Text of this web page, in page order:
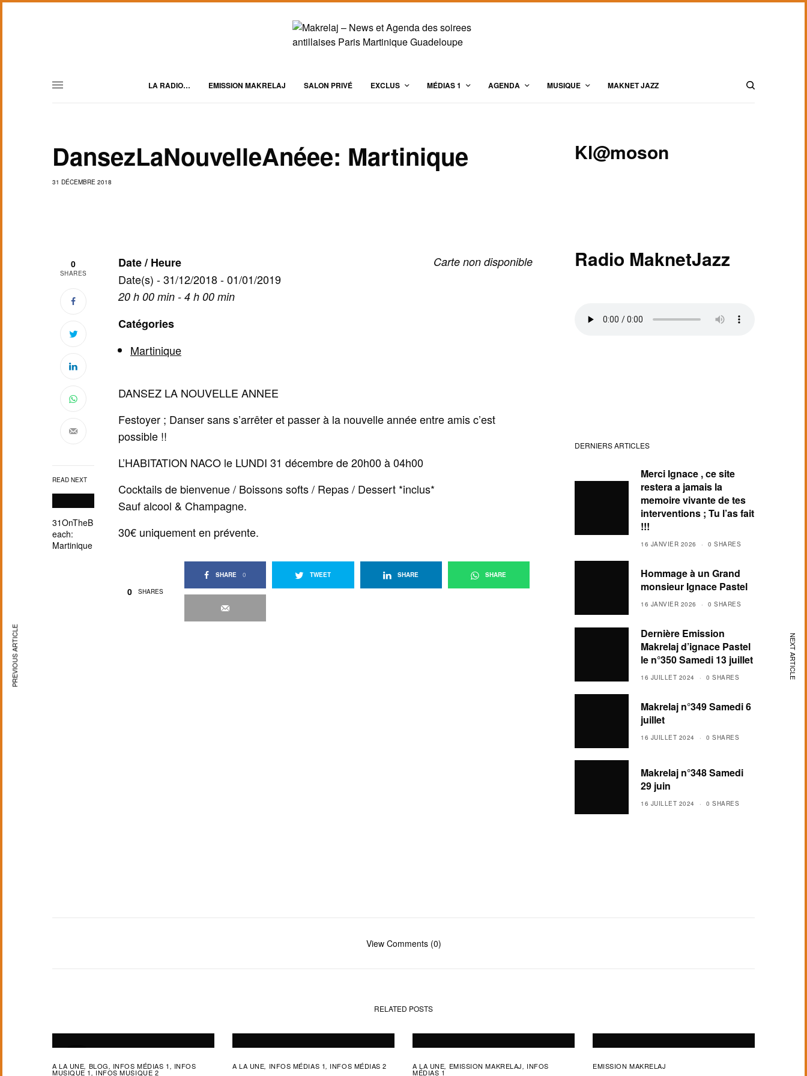
LA RADIO… EMISSION MAKRELAJ SALON PRIVÉ EXCLUS MÉDIAS 1 AGENDA MUSIQUE MAKNET JAZZ
DansezLaNouvelleAnéee: Martinique
31 DÉCEMBRE 2018
0
SHARES
READ NEXT
31OnTheB
each:
Martinique
Carte non disponible
Date / Heure
Date(s) - 31/12/2018 - 01/01/2019
20 h 00 min - 4 h 00 min
Catégories
Martinique
DANSEZ LA NOUVELLE ANNEE
Festoyer ; Danser sans s’arrêter et passer à la nouvelle année entre amis c’est
possible !!
L’HABITATION NACO le LUNDI 31 décembre de 20h00 à 04h00
Cocktails de bienvenue / Boissons softs / Repas / Dessert *inclus*
Sauf alcool & Champagne.
30€ uniquement en prévente.
0 SHARES
SHARE 0 TWEET SHARE SHARE
Kl@moson
Radio MaknetJazz
DERNIERS ARTICLES
Merci Ignace , ce site
restera a jamais la
memoire vivante de tes
interventions ; Tu l’as fait
!!!
16 JANVIER 2026 0 SHARES
Hommage à un Grand
monsieur Ignace Pastel
16 JANVIER 2026 0 SHARES
Dernière Emission
Makrelaj d’ignace Pastel
le n°350 Samedi 13 juillet
16 JUILLET 2024 0 SHARES
Makrelaj n°349 Samedi 6
juillet
16 JUILLET 2024 0 SHARES
Makrelaj n°348 Samedi
29 juin
16 JUILLET 2024 0 SHARES
PREVIOUS ARTICLE NEXT ARTICLE
View Comments (0)
RELATED POSTS
A LA UNE, BLOG, INFOS MÉDIAS 1 , INFOS
MUSIQUE 1 , INFOS MUSIQUE 2
A LA UNE, INFOS MÉDIAS 1, INFOS MÉDIAS 2 A LA UNE, EMISSION MAKRELAJ, INFOS
MÉDIAS 1
EMISSION MAKRELAJ